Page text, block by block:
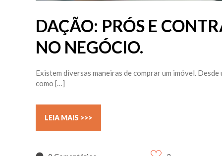
DAÇÃO: PRÓS E
NO NEGÓCIO.
Existem diversas maneiras de comprar um imóvel.
como […]
LEIA MAIS >>>